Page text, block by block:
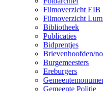
Filmoverzicht EIB
Filmoverzicht
Bibliotheek
Publicaties
Bidprentjes
Brievenhoofden/
Burgemeesters
Ereburgers
Gemeente Politie